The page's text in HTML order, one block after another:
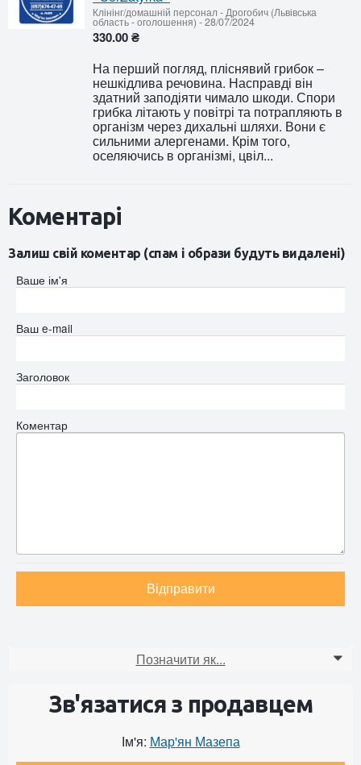
Клінінг/домашній персонал -Дрогобич (Львівська
область - оголошення) -28/07/2024
330.00 ₴
На перший погляд, пліснявий грибок –
нешкідлива речовина. Насправді він
здатний заподіяти чимало шкоди. Спори
грибка літають у повітрі та потрапляють в
організм через дихальні шляхи. Вони є
сильними алергенами. Крім того,
оселяючись в організмі, цвіл...
Коментарі
Залиш свій коментар (спам і образи будуть видалені)
Ваше ім'я
Ваш e-mail
Заголовок
Коментар
Відправити
Позначити як... 0
Зв'язатися з продавцем
Ім'я: Мар'ян Мазепа